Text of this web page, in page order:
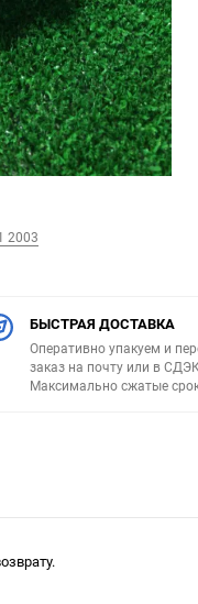
2003
БЫСТРАЯ ДОСТАВКА
Оперативно упакуем и
заказ на почту или в
Максимально сжатые